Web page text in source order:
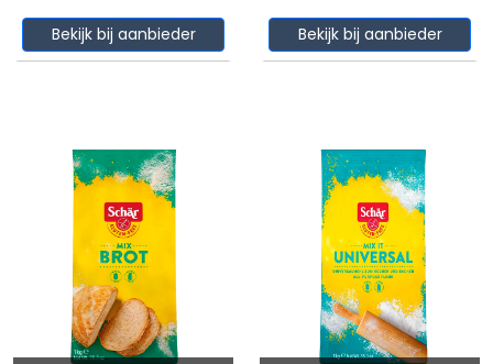
Bekijk bij aanbieder Bekijk bij aanbieder